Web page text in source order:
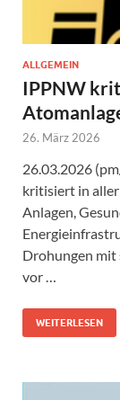
ALLGEMEIN
IPPNW
26. März 2026
26.03.2026
kritisiert in
Anlagen,
Drohungen
vor …
WEITERLESEN